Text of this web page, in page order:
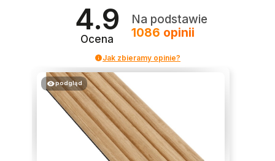
4.9
Ocena
Na podstawie
1086 opinii
Jak zbieramy opinie?
podgląd